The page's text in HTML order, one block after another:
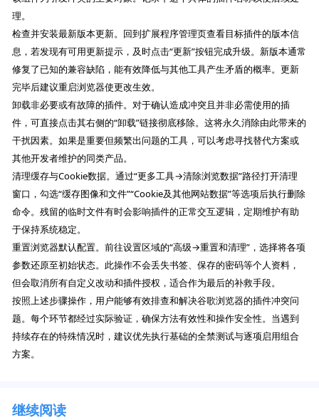
理。
检查并安装最新版本更新。回到扩展程序管理页查看目标插件的版本信
息，若发现有可用更新提示，及时点击“更新”按钮完成升级。新版本通常
修复了已知的兼容缺陷，能有效降低与其他工具产生矛盾的概率。更新
完毕后建议重启浏览器使更改生效。
卸载非必要或有故障的插件。对于确认造成冲突且并非必需使用的插
件，可直接点击其右侧的“卸载”链接彻底移除。这将永久消除由此带来的
干扰因素。如果是重要但频繁出问题的工具，可以考虑寻找替代方案或
其他开发者维护的同类产品。
清理缓存与Cookie数据。通过“更多工具→清除浏览数据”路径打开清理
窗口，勾选“缓存图像和文件”“Cookie及其他网站数据”等选项后执行删除
命令。残留的临时文件有时会影响插件的正常交互逻辑，定期维护有助
于保持系统稳定。
重置浏览器默认配置。前往设置区域的“高级→重置和清理”，选择将各项
参数还原至初始状态。此操作不会丢失书签、保存的密码等个人资料，
但会取消所有自定义改动和插件授权，适合作为最后的补救手段。
按照上述步骤操作，用户能够有效排查和解决谷歌浏览器的插件冲突问
题。每个环节都经过实际验证，确保方法有效性和操作安全性。当遇到
持续存在的特殊情况时，建议优先执行基础的全禁测试与逐项启用组合
方案。
继续阅读